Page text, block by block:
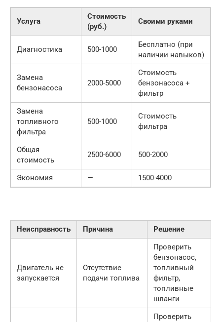
Услуга
Стоимость
(руб.)
Своими руками
Диагностика 500-1000
Бесплатно (при
наличии навыков)
Замена
бензонасоса
2000-5000
Стоимость
бензонасоса +
фильтр
Замена
топливного
фильтра
500-1000
Стоимость
фильтра
Общая
стоимость
2500-6000 500-2000
Экономия — 1500-4000
Неисправность Причина Решение
Двигатель не
запускается
Отсутствие
подачи топлива
Проверить
бензонасос,
топливный
фильтр,
топливные
шланги
Проверить